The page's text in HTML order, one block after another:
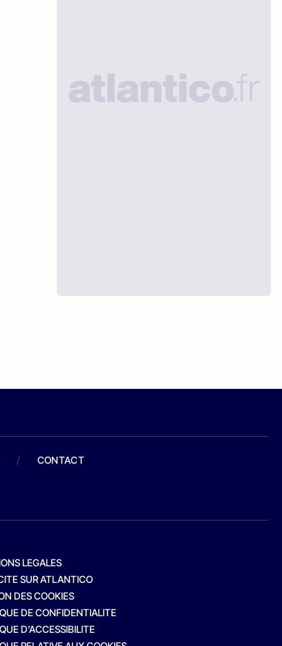
/ CONTACT
LEGALES
SUR ATLANTICO
DES COOKIES
DE CONFIDENTIALITE
D’ACCESSIBILITE